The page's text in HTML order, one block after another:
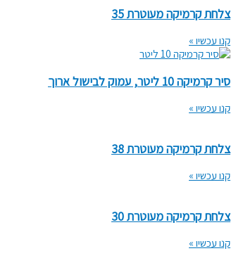
צלחת קרמיקה מעוטרת 35
קנו עכשיו »
סיר קרמיקה 10 ליטר, עמוק לבישול ארוך
קנו עכשיו »
צלחת קרמיקה מעוטרת 38
קנו עכשיו »
צלחת קרמיקה מעוטרת 30
קנו עכשיו »